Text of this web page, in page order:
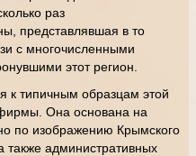
раз
представлявшая в то
с многочисленными
этот регион.
к типичным образцам этой
Она основана на
по изображению Крымского
также административных